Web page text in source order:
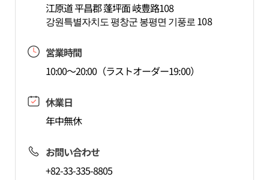
江原道 平昌郡 蓬坪面 岐豊路108
강원특별자치도 평창군 봉평면 기풍로 108
営業時間
10:00～20:00（ラストオーダー19:00）
休業日
年中無休
お問い合わせ
+82-33-335-8805